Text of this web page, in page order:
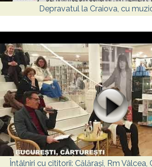
Depravatul la Craiova, cu
Întâlniri cu cititorii: Călărași, Rm Vâlcea,